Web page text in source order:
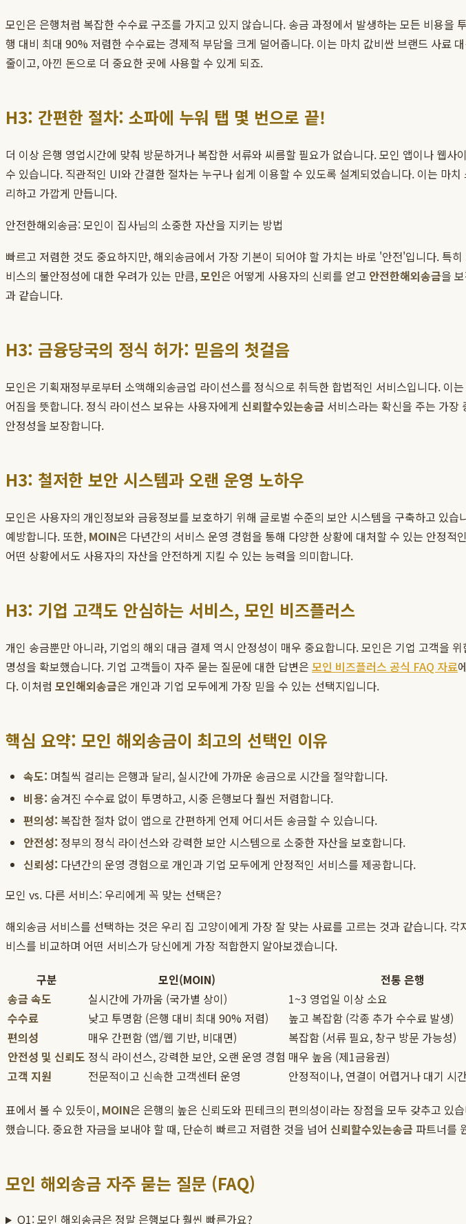
모인은 은행처럼 복잡한 수수료 구조를 가지고 있지 않습니다. 송금 과정에서 발생하는 모든 비용
행 대비 최대 90% 저렴한 수수료는 경제적 부담을 크게 덜어줍니다. 이는 마치 값비싼 브랜드 사료
줄이고, 아낀 돈으로 더 중요한 곳에 사용할 수 있게 되죠.
H3: 간편한 절차: 소파에 누워 탭 몇 번으로 끝!
더 이상 은행 영업시간에 맞춰 방문하거나 복잡한 서류와 씨름할 필요가 없습니다. 모인 앱이나 웹
수 있습니다. 직관적인 UI와 간결한 절차는 누구나 쉽게 이용할 수 있도록 설계되었습니다. 이는 마
리하고 가깝게 만듭니다.
안전한해외송금: 모인이 집사님의 소중한 자산을 지키는 방법
빠르고 저렴한 것도 중요하지만, 해외송금에서 가장 기본이 되어야 할 가치는 바로 '안전'입니다. 특
비스의 불안정성에 대한 우려가 있는 만큼,모인은 어떻게 사용자의 신뢰를 얻고 안전한해외송금을
과 같습니다.
H3: 금융당국의 정식 허가: 믿음의 첫걸음
모인은 기획재정부로부터 소액해외송금업 라이선스를 정식으로 취득한 합법적인 서비스입니다.
어짐을 뜻합니다. 정식 라이선스 보유는 사용자에게 신뢰할수있는송금 서비스라는 확신을 주는 가장
안정성을 보장합니다.
H3: 철저한 보안 시스템과 오랜 운영 노하우
모인은 사용자의 개인정보와 금융정보를 보호하기 위해 글로벌 수준의 보안 시스템을 구축하고 있
예방합니다. 또한, MOIN은 다년간의 서비스 운영 경험을 통해 다양한 상황에 대처할 수 있는 안정
어떤 상황에서도 사용자의 자산을 안전하게 지킬 수 있는 능력을 의미합니다.
H3: 기업 고객도 안심하는 서비스, 모인 비즈플러스
개인 송금뿐만 아니라, 기업의 해외 대금 결제 역시 안정성이 매우 중요합니다. 모인은 기업 고객을
명성을 확보했습니다. 기업 고객들이 자주 묻는 질문에 대한 답변은 모인 비즈플러스 공식 FAQ 자료
다. 이처럼 모인해외송금은 개인과 기업 모두에게 가장 믿을 수 있는 선택지입니다.
핵심 요약: 모인 해외송금이 최고의 선택인 이유
속도: 며칠씩 걸리는 은행과 달리, 실시간에 가까운 송금으로 시간을 절약합니다.
비용: 숨겨진 수수료 없이 투명하고, 시중 은행보다 훨씬 저렴합니다.
편의성: 복잡한 절차 없이 앱으로 간편하게 언제 어디서든 송금할 수 있습니다.
안전성: 정부의 정식 라이선스와 강력한 보안 시스템으로 소중한 자산을 보호합니다.
신뢰성: 다년간의 운영 경험으로 개인과 기업 모두에게 안정적인 서비스를 제공합니다.
모인 vs. 다른 서비스: 우리에게 꼭 맞는 선택은?
해외송금 서비스를 선택하는 것은 우리 집 고양이에게 가장 잘 맞는 사료를 고르는 것과 같습니다.
비스를 비교하며 어떤 서비스가 당신에게 가장 적합한지 알아보겠습니다.
구분 모인(MOIN) 전통 은행
송금 속도
실시간에 가까움 (국가별 상이) 1~3 영업일 이상 소요
수수료
낮고 투명함 (은행 대비 최대 90% 저렴) 높고 복잡함 (각종 추가 수수료 발생)
편의성
매우 간편함 (앱/웹 기반, 비대면) 복잡함 (서류 필요, 창구 방문 가능성)
안전성 및 신뢰도 정식 라이선스, 강력한 보안, 오랜 운영 경험 매우 높음 (제1금융권)
고객 지원
전문적이고 신속한 고객센터 운영 안정적이나, 연결이 어렵거나 대기 시
표에서 볼 수 있듯이, MOIN은 은행의 높은 신뢰도와 핀테크의 편의성이라는 장점을 모두 갖추고 있
했습니다. 중요한 자금을 보내야 할 때, 단순히 빠르고 저렴한 것을 넘어 신뢰할수있는송금 파트너를
모인 해외송금 자주 묻는 질문 (FAQ)
Q1: 모인 해외송금은 정말 은행보다 훨씬 빠른가요?